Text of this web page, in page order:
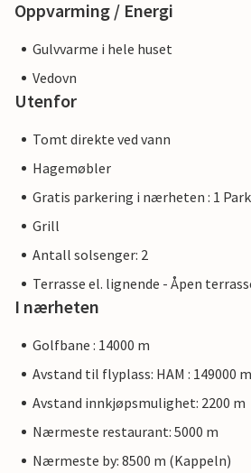
Oppvarming / Energi
Gulvvarme i hele huset
Vedovn
Utenfor
Tomt direkte ved vann
Hagemøbler
Gratis parkering i nærheten : 1
Grill
Antall solsenger: 2
Terrasse el. lignende - Åpen
I nærheten
Golfbane : 14000 m
Avstand til flyplass: HAM : 149000 m
Avstand innkjøpsmulighet: 2200 m
Nærmeste restaurant: 5000 m
Nærmeste by: 8500 m (Kappeln)